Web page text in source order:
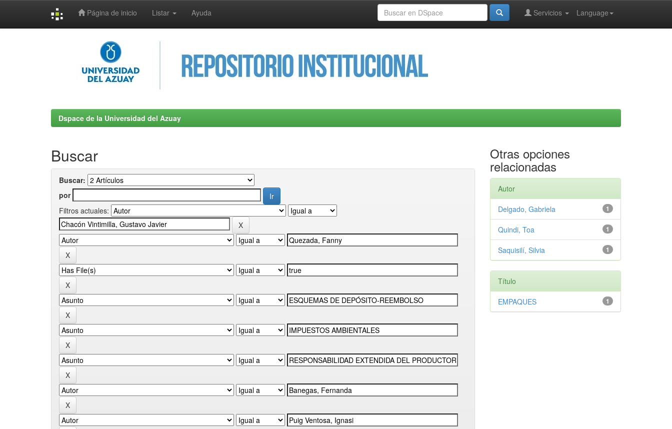
Página de inicio Listar Ayuda Language
Servicios
Dspace de la Universidad del Azuay
Buscar
Buscar:
por
Filtros actuales:
Otras opciones
relacionadas
Autor
1
Delgado, Gabriela
1
Quindi, Toa
1
Saquisilí, Silvia
Título
1
EMPAQUES